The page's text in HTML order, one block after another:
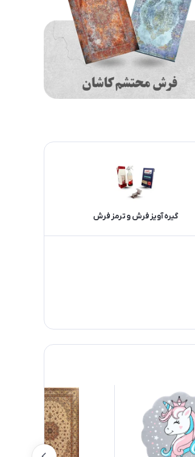
گیره آویز فرش و ترمز فرش